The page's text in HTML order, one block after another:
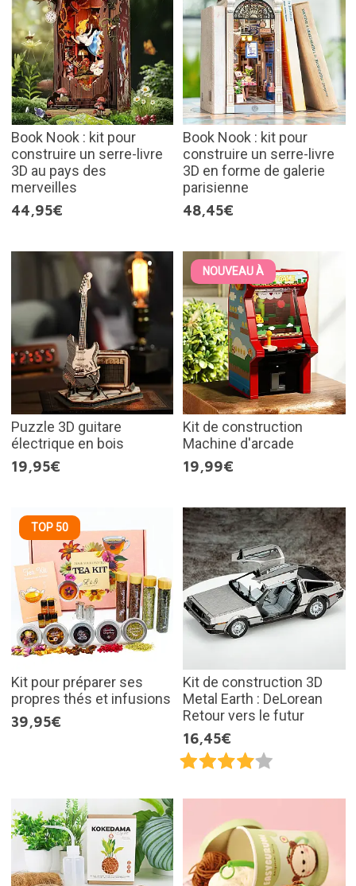
Book Nook : kit pour
construire un serre-livre
3D au pays des
merveilles
44,95€
Book Nook : kit pour
construire un serre-livre
3D en forme de galerie
parisienne
48,45€
Puzzle 3D guitare
électrique en bois
19,95€
NOUVEAU À
Kit de construction
Machine d'arcade
19,99€
TOP 50
Kit pour préparer ses
propres thés et infusions
39,95€
Kit de construction 3D
Metal Earth : DeLorean
Retour vers le futur
16,45€